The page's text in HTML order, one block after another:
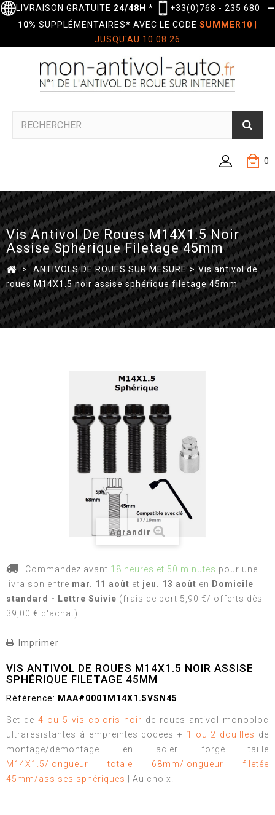
LIVRAISON GRATUITE 24/48H * +33(0)768 - 235 680
—
10% SUPPLÉMENTAIRES* AVEC LE CODE SUMMER10
JUSQU'AU 10.08.26
0
Vis Antivol De Roues M14X1.5 Noir
Assise Sphérique Filetage 45mm
> ANTIVOLS DE ROUES SUR MESURE > Vis antivol de
roues M14X1.5 noir assise sphérique filetage 45mm
Agrandir
Commandez avant 18 heures et 50 minutes pour une
livraison entre mar. 11 août et jeu. 13 août en Domicile
standard - Lettre Suivie (frais de port 5,90 €/ offerts dès
39,00 € d'achat)
Imprimer
VIS ANTIVOL DE ROUES M14X1.5 NOIR ASSISE
SPHÉRIQUE FILETAGE 45MM
Référence: MAA#0001M14X1.5VSN45
Set de 4 ou 5 vis coloris noir de roues antivol monobloc
ultrarésistantes à empreintes codées + 1 ou 2 douilles de
montage/démontage en acier forgé taille
M14X1.5/longueur totale 68mm/longueur filetée
45mm/assises sphériques
| Au choix.